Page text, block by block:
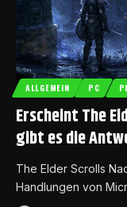
ALLGEMEIN PC
Erscheint The
gibt es die
The Elder Scrolls
Handlungen von